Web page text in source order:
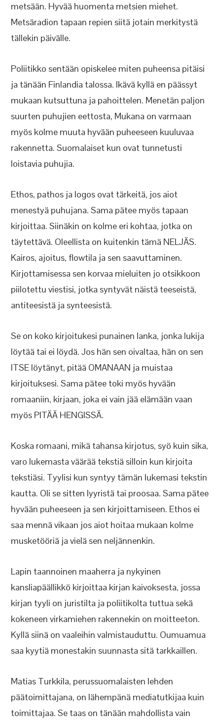
metsään. Hyvää huomenta metsien miehet.
Metsäradion tapaan repien siitä jotain merkitystä
tällekin päivälle.
Poliitikko sentään opiskelee miten puheensa pitäisi
ja tänään Finlandia talossa. Ikävä kyllä en päässyt
mukaan kutsuttuna ja pahoittelen. Menetän paljon
suurten puhujien eettosta, Mukana on varmaan
myös kolme muuta hyvään puheeseen kuuluvaa
rakennetta. Suomalaiset kun ovat tunnetusti
loistavia puhujia.
Ethos, pathos ja logos ovat tärkeitä, jos aiot
menestyä puhujana. Sama pätee myös tapaan
kirjoittaa. Siinäkin on kolme eri kohtaa, jotka on
täytettävä. Oleellista on kuitenkin tämä NELJÄS.
Kairos, ajoitus, flowtila ja sen saavuttaminen.
Kirjottamisessa sen korvaa mieluiten jo otsikkoon
piilotettu viestisi, jotka syntyvät näistä teeseistä,
antiteesistä ja synteesistä.
Se on koko kirjoitukesi punainen lanka, jonka lukija
löytää tai ei löydä. Jos hän sen oivaltaa, hän on sen
ITSE löytänyt, pitää OMANAAN ja muistaa
kirjoituksesi. Sama pätee toki myös hyvään
romaaniin, kirjaan, joka ei vain jää elämään vaan
myös PITÄÄ HENGISSÄ.
Koska romaani, mikä tahansa kirjotus, syö kuin sika,
varo lukemasta väärää tekstiä silloin kun kirjoita
tekstiäsi. Tyylisi kun syntyy tämän lukemasi tekstin
kautta. Oli se sitten lyyristä tai proosaa. Sama pätee
hyvään puheeseen ja sen kirjoittamiseen. Ethos ei
saa mennä vikaan jos aiot hoitaa mukaan kolme
musketööriä ja vielä sen neljännenkin.
Lapin taannoinen maaherra ja nykyinen
kansliapäällikkö kirjoittaa kirjan kaivoksesta, jossa
kirjan tyyli on juristilta ja poliitikolta tuttua sekä
kokeneen virkamiehen rakennekin on moitteeton.
Kyllä siinä on vaaleihin valmistauduttu. Oumuamua
saa kyytiä monestakin suunnasta sitä tarkkaillen.
Matias Turkkila, perussuomalaisten lehden
päätoimittajana, on lähempänä mediatutkijaa kuin
toimittajaa. Se taas on tänään mahdollista vain